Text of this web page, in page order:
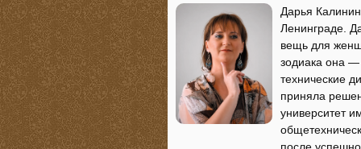
Дарья
Ленинграде.
вещь для
зодиака она —
технические
приняла
университет